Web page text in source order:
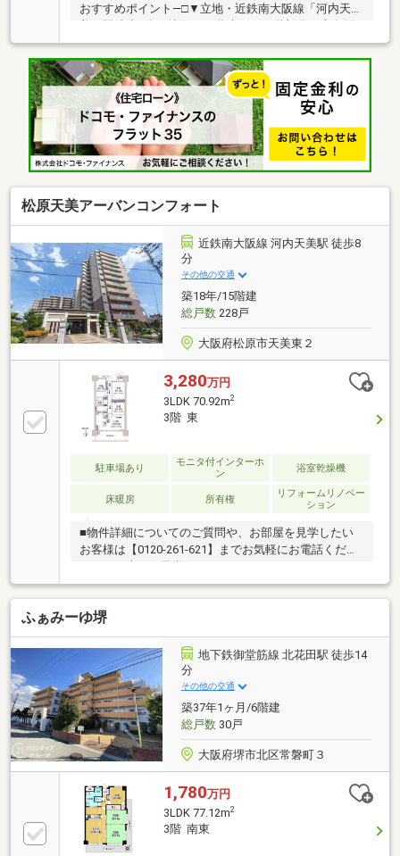
おすすめポイント―□▼立地・近鉄南大阪線「河内天
積：65.96㎡、3LDKの間取り・東向き住戸・対面式キ
ッチン・各居室に収納スペース有▼周辺環境・セブン
パーク天美・・・徒歩9分（約651ｍ）・近商ストア天
美店・・・徒歩3分（約197ｍ）・松原徳洲会病
院・・・徒歩2分（約84ｍ）・ファミリーマート近鉄
河内天美駅前店・・・徒歩3分（約216ｍ）――ご希望
の物件探しをいたします――物件の詳細・お問い合わ
せは、担当：山本（080-7289-1420）まで。
松原天美アーバンコンフォート
近鉄南大阪線 河内天美駅 徒歩8
分
その他の交通
築18年/15階建
総戸数228戸
大阪府松原市天美東２
3,280万円
3LDK 70.92m2
3階 東
駐車場あり
モニタ付インターホ
ン
浴室乾燥機
床暖房 所有権
リフォームリノベー
ション
■物件詳細についてのご質問や、お部屋を見学したい
お客様は【0120-261-621】までお気軽にお電話くださ
スは、スター・マイカ・ホールディングス（東証プラ
イム上場）のグループ会社です○令和8年4月23日 リ
フォーム済み・クロス・CF・フローリング張替・建具
交換・キッチン交換・ユニットバス交換・トイレ交
換・洗面台交換・照明取付・床暖房新規交換などご案
内・資料のご請求はお気軽にご連絡くださいませ ※お
電話の場合：0120-261-621※メールの場合：【資料請
求】ボタンをクリック
ふぁみーゆ堺
地下鉄御堂筋線 北花田駅 徒歩14
分
その他の交通
築37年1ヶ月/6階建
総戸数30戸
大阪府堺市北区常磐町３
1,780万円
3LDK 77.12m2
3階 南東